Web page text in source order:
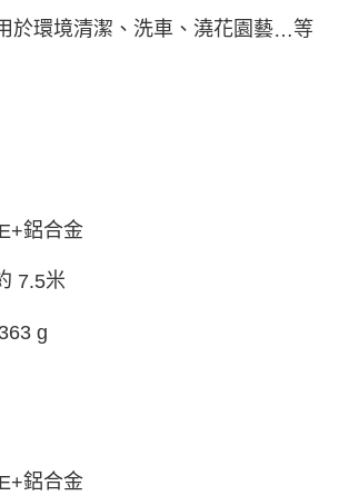
於環境清潔、洗車、澆花園藝…等
鋁合金
7.5米
363 g
鋁合金